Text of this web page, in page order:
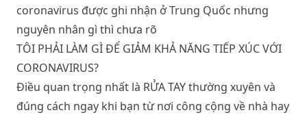
coronavirus được ghi nhận ở Trung Quốc nhưng
nguyên nhân gì thì chưa rõ
TÔI PHẢI LÀM GÌ ĐỂ GIẢM KHẢ NĂNG TIẾP XÚC VỚI
CORONAVIRUS?
Điều quan trọng nhất là RỬA TAY thường xuyên và
đúng cách ngay khi bạn từ nơi công cộng về nhà hay